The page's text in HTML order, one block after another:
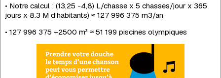
• Notre calcul : (13,25 -4,8) L/chasse x 5 chasses/jour x 365
jours x 8.3 M d’habitants) ≈ 127 996 375 m3/an
• 127 996 375 ÷2500 m³ ≈ 51 199 piscines olympiques